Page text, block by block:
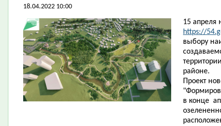
18.04.2022 10:00
15 апреля
https://
выбору
районе.
Проект
в конце